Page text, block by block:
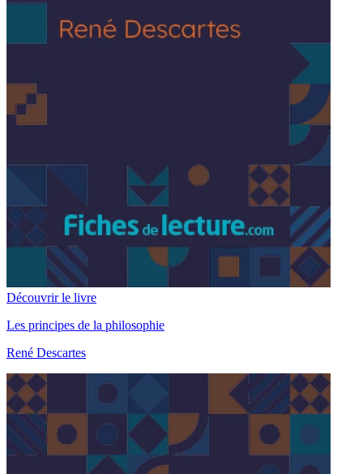
Découvrir le livre
Les principes de la philosophie
René Descartes